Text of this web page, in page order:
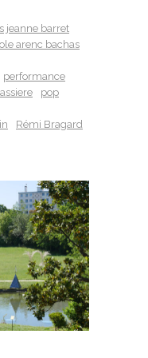
jeanne barret
arenc bachas
performance
pop
Rémi Bragard